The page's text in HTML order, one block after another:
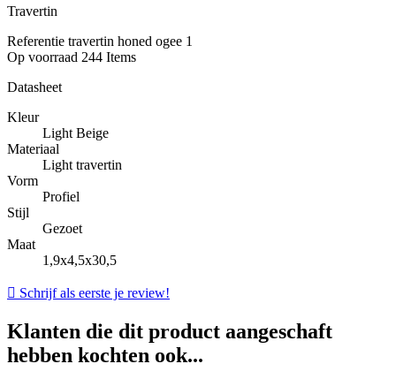
Travertin
Referentie travertin honed ogee 1
Op voorraad 244 Items
Datasheet
Kleur
Light Beige
Materiaal
Light travertin
Vorm
Profiel
Stijl
Gezoet
Maat
1,9x4,5x30,5
 Schrijf als eerste je review!
Klanten die dit product aangeschaft
hebben kochten ook...